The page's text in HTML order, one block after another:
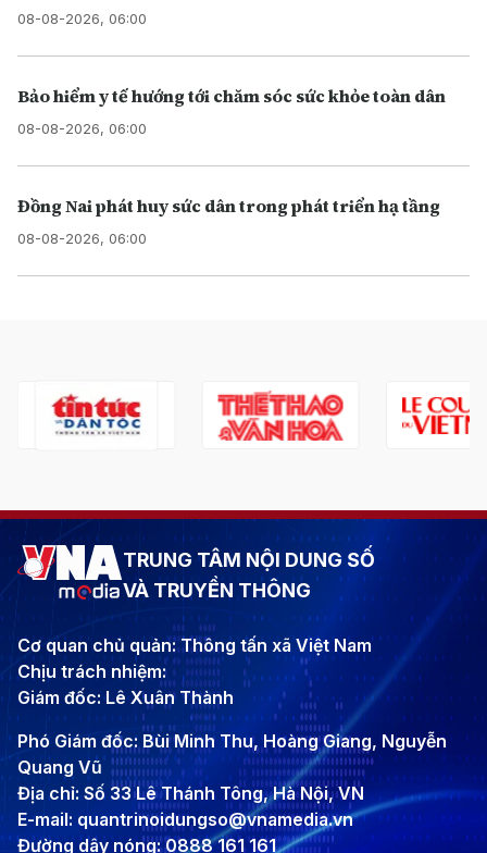
08-08-2026, 06:00
Bảo hiểm y tế hướng tới chăm sóc sức khỏe toàn dân
08-08-2026, 06:00
Đồng Nai phát huy sức dân trong phát triển hạ tầng
08-08-2026, 06:00
TRUNG TÂM NỘI DUNG SỐ
VÀ TRUYỀN THÔNG
Cơ quan chủ quản: Thông tấn xã Việt Nam
Chịu trách nhiệm:
Giám đốc: Lê Xuân Thành
Phó Giám đốc: Bùi Minh Thu, Hoàng Giang, Nguyễn
Quang Vũ
Địa chỉ: Số 33 Lê Thánh Tông, Hà Nội, VN
E-mail: quantrinoidungso@vnamedia.vn
Đường dây nóng: 0888 161 161